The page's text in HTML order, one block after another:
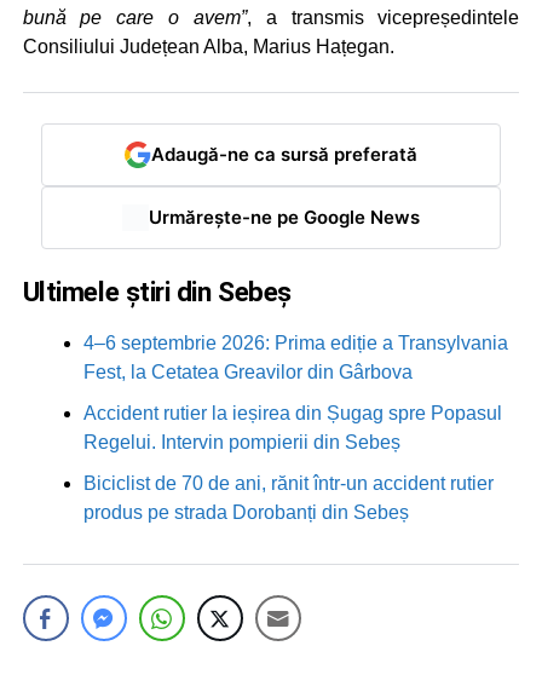
bună pe care o avem”, a transmis vicepreședintele
Consiliului Județean Alba, Marius Hațegan.
Adaugă-ne ca sursă preferată
Urmărește-ne pe Google News
Ultimele știri din Sebeș
4–6 septembrie 2026: Prima ediție a Transylvania
Fest, la Cetatea Greavilor din Gârbova
Accident rutier la ieșirea din Șugag spre Popasul
Regelui. Intervin pompierii din Sebeș
Biciclist de 70 de ani, rănit într-un accident rutier
produs pe strada Dorobanți din Sebeș